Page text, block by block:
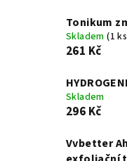
Tonikum
Skladem(1
261 Kč
Skladem
296 Kč
Vvbetter